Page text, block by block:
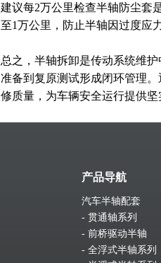
建议每2万公里检查半轴防尘套
至1万公里，防止半轴因过度应
总之，半轴拆卸是传动系统维
准备到复原测试形成闭环管理
修质量，为车辆安全运行提供坚
产品导航
汽车半轴配套
- 贯通轴系列
- 前桥驱动半轴
- 全浮式半轴系列